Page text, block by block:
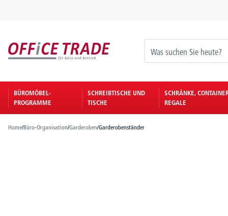
BÜROMÖBEL-
PROGRAMME
SCHREIBTISCHE UND
TISCHE
SCHRÄNKE,
REGALE
Home/Büro-Organisation/Garderoben/Garderobenständer